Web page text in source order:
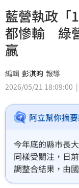
藍營執政「
都慘輸 綠
贏
編輯 彭淇昀 報導
2026/05/21 18:09:00
阿立幫你摘
今年底的縣市長
同樣受關注，日
調整合結果，由
作陣營對上民進